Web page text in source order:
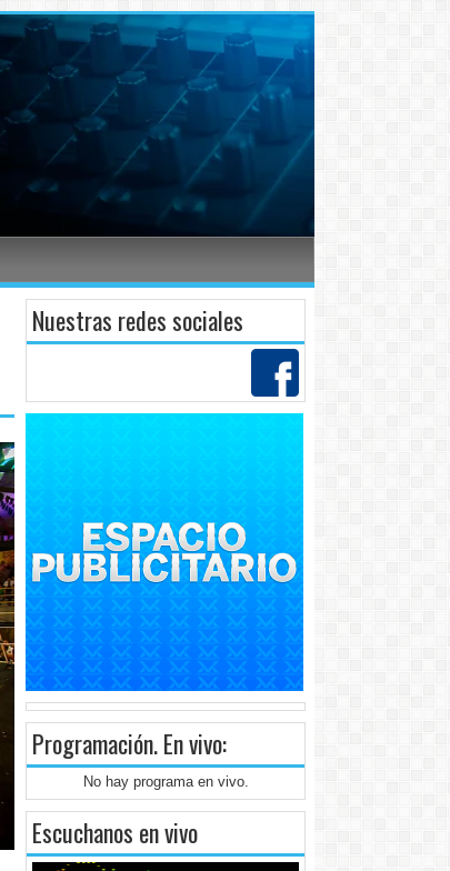
Nuestras redes sociales
Programación. En vivo:
No hay programa en vivo.
Escuchanos en vivo